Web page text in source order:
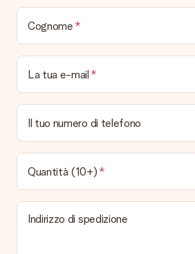
con te.
La ricevuta viene spedita insieme
No, nessuna ricevuta o fattura viene
ricevuta viene inviata in allegato all' e-
sarà visualizzabile sul proprio account
modo puoi inviare il regalo direttamente
facendogli una vera e propria sorpresa!
Cognome
La tua e-mail
Il tuo numero di telefono
Quantità (10+)
Indirizzo di spedizione